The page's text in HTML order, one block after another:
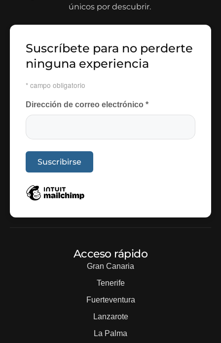
únicos por descubrir.
Suscríbete para no perderte
ninguna experiencia
* campo obligatorio
Dirección de correo electrónico *
Acceso rápido
Gran Canaria
Tenerife
Fuerteventura
Lanzarote
La Palma